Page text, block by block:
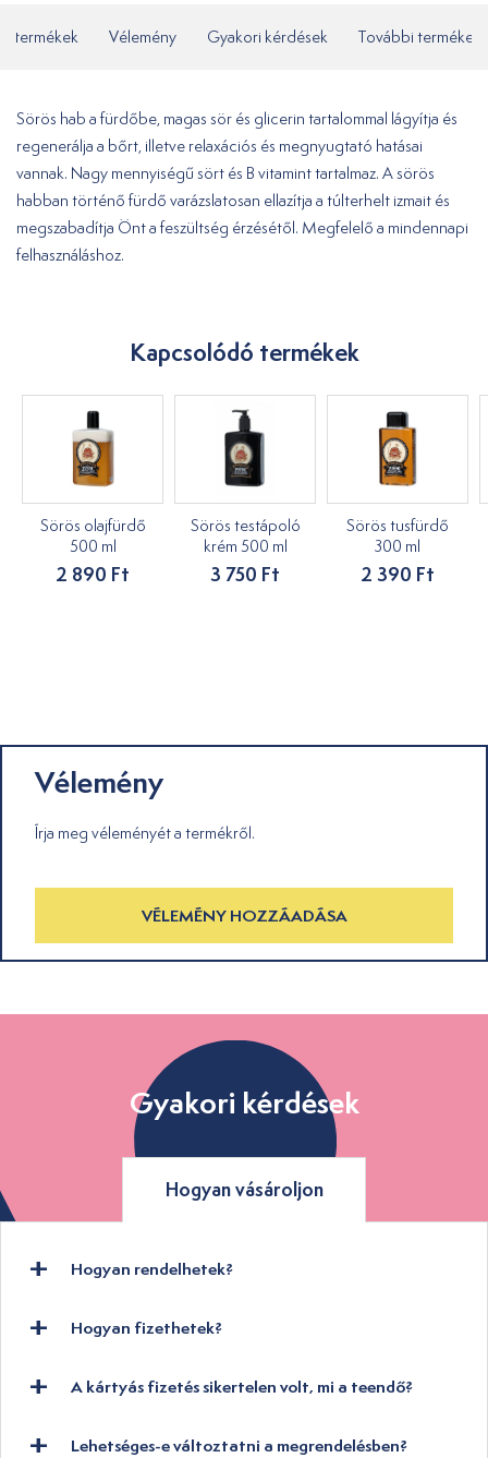
termékek Vélemény Gyakori kérdések További termékek
Sörös hab a fürdőbe, magas sör és glicerin tartalommal lágyítja és
regenerálja a bőrt, illetve relaxációs és megnyugtató hatásai
vannak. Nagy mennyiségű sört és B vitamint tartalmaz. A sörös
habban történő fürdő varázslatosan ellazítja a túlterhelt izmait és
megszabadítja Önt a feszültség érzésétől. Megfelelő a mindennapi
felhasználáshoz.
Kapcsolódó termékek
Sörös olajfürdő
500 ml
2 890 Ft
Sörös testápoló
krém 500 ml
3 750 Ft
Sörös tusfürdő
300 ml
2 390 Ft
Vélemény
Írja meg véleményét a termékről.
VÉLEMÉNY HOZZÁADÁSA
Gyakori kérdések
Hogyan vásároljon
Hogyan rendelhetek?
Hogyan fizethetek?
A kártyás fizetés sikertelen volt, mi a teendő?
Lehetséges-e változtatni a megrendelésben?